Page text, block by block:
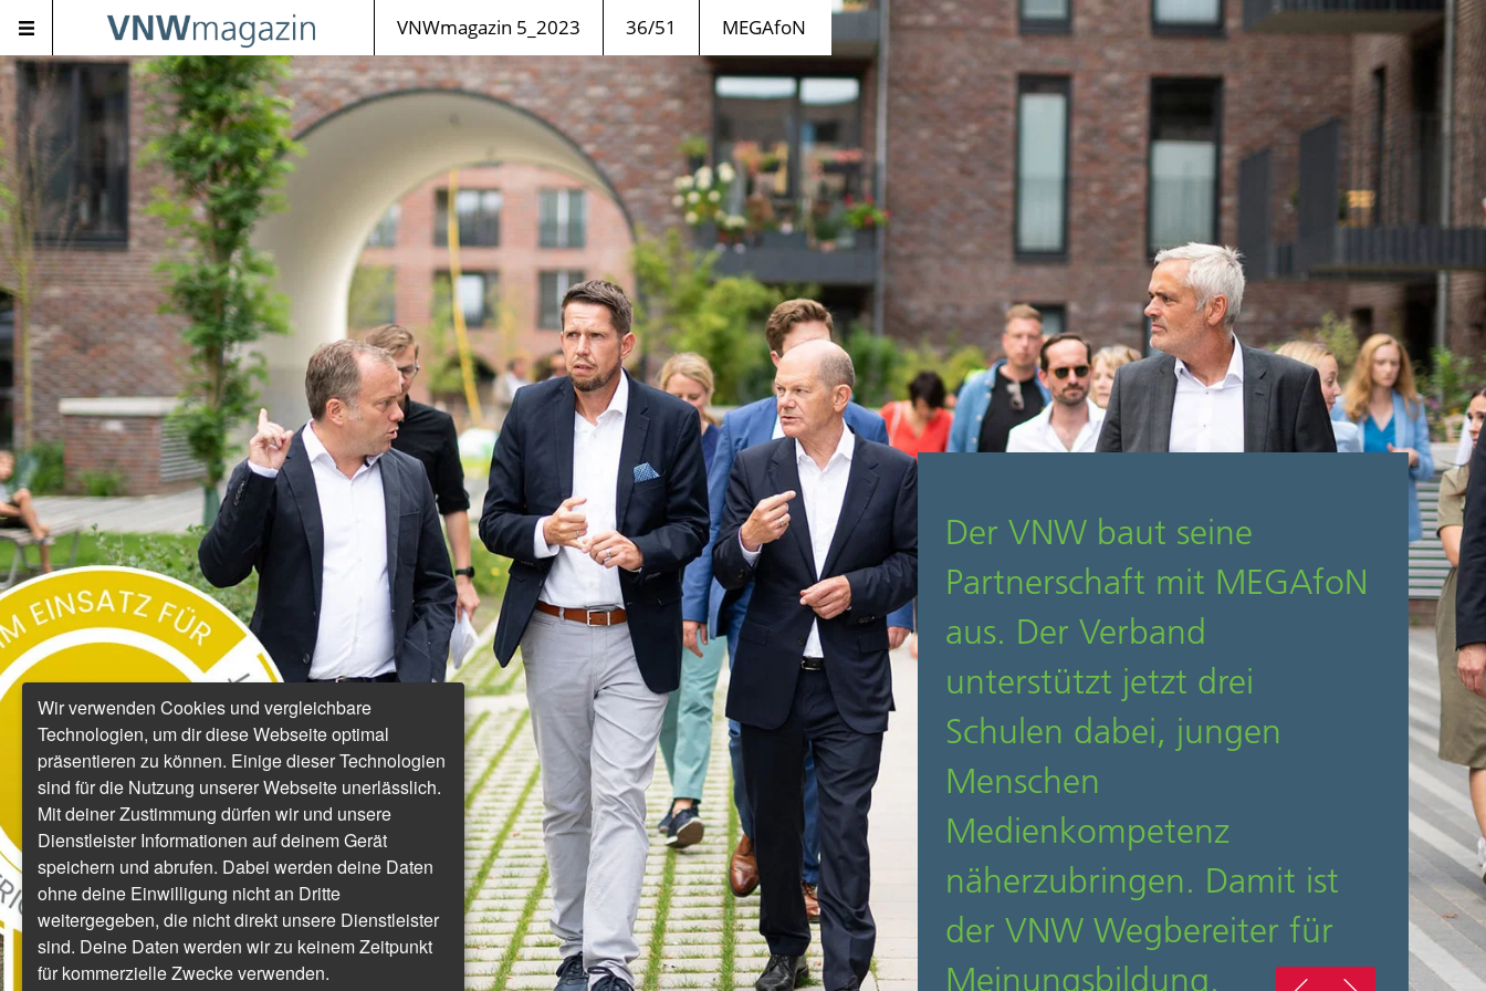
VNWmagazin 5_2023 36/51 MEGAfoN
Der VNW baut seine
Partnerschaft mit MEGAfoN
aus. Der Verband
unterstützt jetzt drei
Schulen dabei, jungen
Menschen
Medienkompetenz
näherzubringen. Damit ist
der VNW Wegbereiter für
Meinungsbildung.
Wir verwenden Cookies und vergleichbare
Technologien, um dir diese Webseite optimal
präsentieren zu können. Einige dieser Technologien
sind für die Nutzung unserer Webseite unerlässlich.
Mit deiner Zustimmung dürfen wir und unsere
Dienstleister Informationen auf deinem Gerät
speichern und abrufen. Dabei werden deine Daten
ohne deine Einwilligung nicht an Dritte
weitergegeben, die nicht direkt unsere Dienstleister
sind. Deine Daten werden wir zu keinem Zeitpunkt
für kommerzielle Zwecke verwenden.